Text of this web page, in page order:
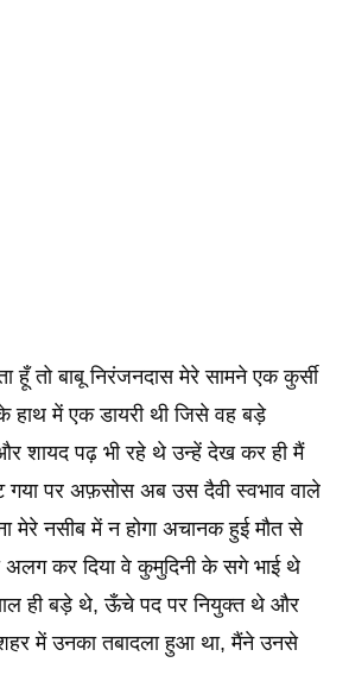
हूँ तो बाबू निरंजनदास मेरे सामने एक कुर्सी
हाथ में एक डायरी थी जिसे वह बड़े
शायद पढ़ भी रहे थे उन्हें देख कर ही मैं
पर अफ़सोस अब उस दैवी स्वभाव वाले
मेरे नसीब में न होगा अचानक हुई मौत से
कर दिया वे कुमुदिनी के सगे भाई थे
ही बड़े थे, ऊँचे पद पर नियुक्त थे और
में उनका तबादला हुआ था, मैंने उनसे